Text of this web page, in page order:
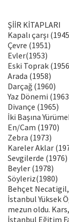
ŞİİR KİTAPLARI
Kapalı çarşı
Çevre (1951)
Evler(1953)
Eski Toprak
Arada (1958)
Darçağ (1960)
Yaz Dönemi
Divançe (1965)
İki Başına
En/Cam (1970)
Zebra (1973)
Kareler Aklar
Sevgilerde (1976)
Beyler (1978)
Söyleriz(1980)
Behçet
İstanbul Yüksek
mezun oldu.
İstanbul Eğitim